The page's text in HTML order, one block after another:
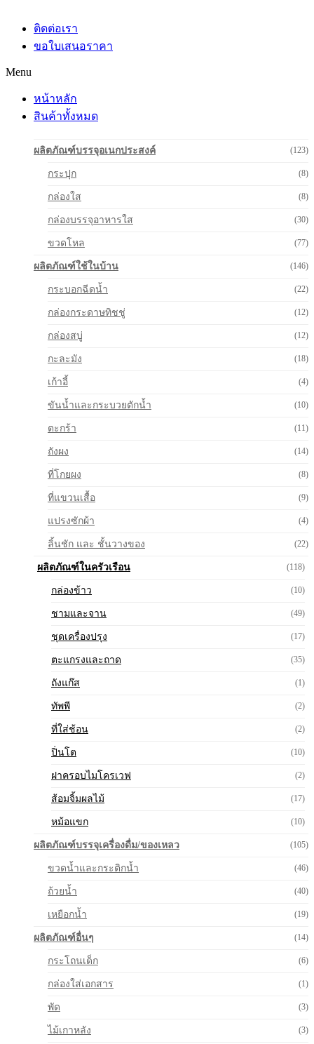
ติดต่อเรา
ขอใบเสนอราคา
Menu
หน้าหลัก
สินค้าทั้งหมด
ผลิตภัณฑ์บรรจุอเนกประสงค์ (123)
กระปุก (8)
กล่องใส (8)
กล่องบรรจุอาหารใส (30)
ขวดโหล (77)
ผลิตภัณฑ์ใช้ในบ้าน (146)
กระบอกฉีดน้ำ (22)
กล่องกระดาษทิชชู่ (12)
กล่องสบู่ (12)
กะละมัง (18)
เก้าอี้ (4)
ขันน้ำและกระบวยตักน้ำ (10)
ตะกร้า (11)
ถังผง (14)
ที่โกยผง (8)
ที่แขวนเสื้อ (9)
แปรงซักผ้า (4)
ลิ้นชัก และ ชั้นวางของ (22)
ผลิตภัณฑ์ในครัวเรือน (118)
กล่องข้าว (10)
ชามและจาน (49)
ชุดเครื่องปรุง (17)
ตะแกรงและถาด (35)
ถังแก๊ส (1)
ทัพพี (2)
ที่ใส่ช้อน (2)
ปิ่นโต (10)
ฝาครอบไมโครเวฟ (2)
ส้อมจิ้มผลไม้ (17)
หม้อแขก (10)
ผลิตภัณฑ์บรรจุเครื่องดื่ม/ของเหลว (105)
ขวดน้ำและกระติกน้ำ (46)
ถ้วยน้ำ (40)
เหยือกน้ำ (19)
ผลิตภัณฑ์อื่นๆ (14)
กระโถนเด็ก (6)
กล่องใส่เอกสาร (1)
พัด (3)
ไม้เกาหลัง (3)